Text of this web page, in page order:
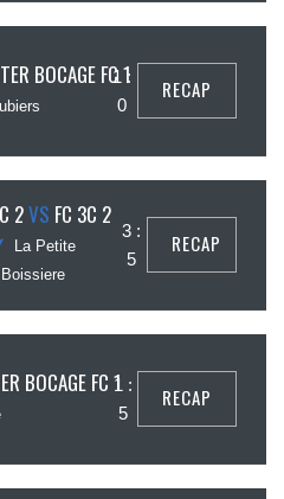
BOCAGE FC 1
1 :
0
RECAP
2VS FC 3C 2
La Petite
Boissiere
3 :
5
RECAP
BOCAGE FC 11 :
5
RECAP